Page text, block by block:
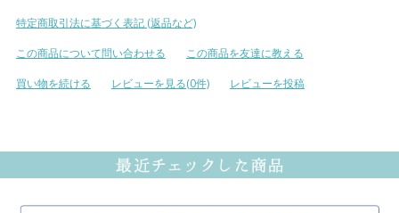
特定商取引法に基づく表記 (返品など)
この商品について問い合わせる
この商品を友達に教える
買い物を続ける
レビューを見る(0件) レビューを投稿